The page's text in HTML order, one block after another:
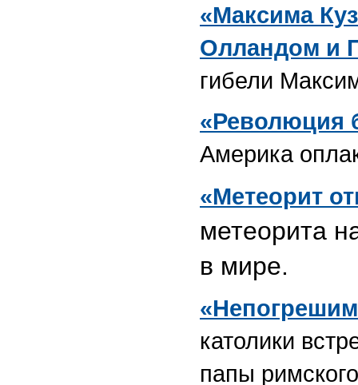
«Максима
Олландом и
гибели
«Революция
Америка
«Метеорит
метеорита
в мире.
католики
папы